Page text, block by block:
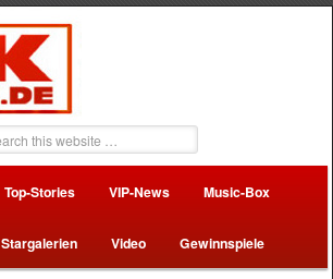
Top-Stories VIP-News Music-Box
Stargalerien Video Gewinnspiele